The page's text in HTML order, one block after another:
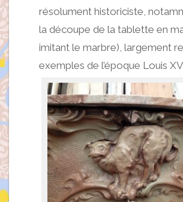
résolument historiciste,
la découpe de la tablette en
imitant le marbre), largement
exemples de l’époque Louis